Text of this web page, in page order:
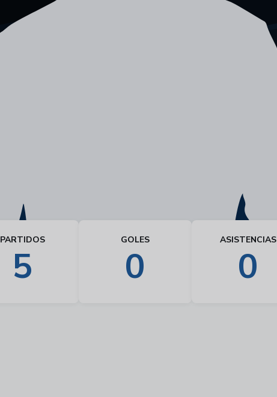
PARTIDOS
5
GOLES
0
ASISTENCIAS
0